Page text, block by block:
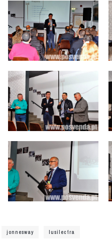
jonnesway lusilectra